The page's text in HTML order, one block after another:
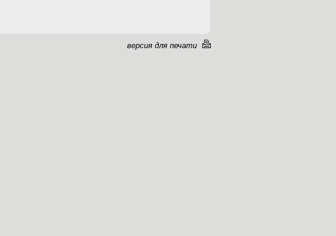
версия для печати